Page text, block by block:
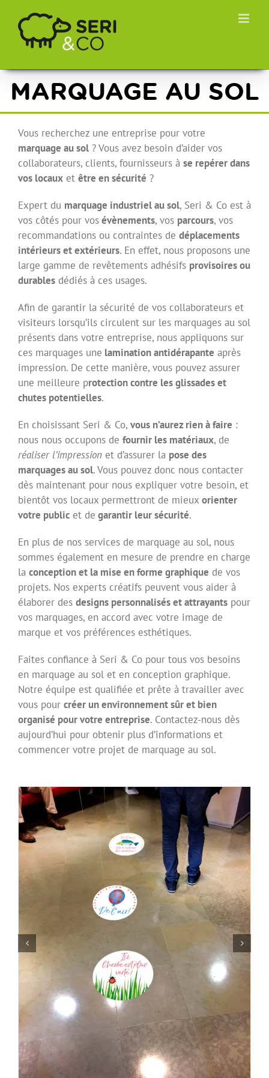
contenu
MARQUAGE AU SOL
Vous recherchez une entreprise pour votre
marquage au sol ? Vous avez besoin d’aider vos
collaborateurs, clients, fournisseurs à se repérer dans
vos locaux et être en sécurité ?
Expert du marquage industriel au sol, Seri & Co est à
vos côtés pour vosévènements, vos parcours, vos
recommandations ou contraintes de déplacements
intérieurs et extérieurs. En effet, nous proposons une
large gamme de revêtements adhésifs provisoires ou
durables dédiés à ces usages.
Afin de garantir la sécurité de vos collaborateurs et
visiteurs lorsqu’ils circulent sur les marquages au sol
présents dans votre entreprise, nous appliquons sur
ces marquages une lamination antidérapante après
impression. De cette manière, vous pouvez assurer
une meilleure protection contre les glissades et
chutes potentielles.
En choisissant Seri & Co, vous n’aurez rien à faire :
nous nous occupons de fournir les matériaux, de
réaliser l’impression et d’assurer la pose des
marquages au sol. Vous pouvez donc nous contacter
dès maintenant pour nous expliquer votre besoin, et
bientôt vos locaux permettront de mieux orienter
votre public et de garantir leur sécurité.
En plus de nos services de marquage au sol, nous
sommes également en mesure de prendre en charge
la conception et la mise en forme graphique de vos
projets. Nos experts créatifs peuvent vous aider à
élaborer des designs personnalisés et attrayants pour
vos marquages, en accord avec votre image de
marque et vos préférences esthétiques.
Faites confiance à Seri & Co pour tous vos besoins
en marquage au sol et en conception graphique.
Notre équipe est qualifiée et prête à travailler avec
vous pour créer un environnement sûr et bien
organisé pour votre entreprise. Contactez-nous dès
aujourd’hui pour obtenir plus d’informations et
commencer votre projet de marquage au sol.